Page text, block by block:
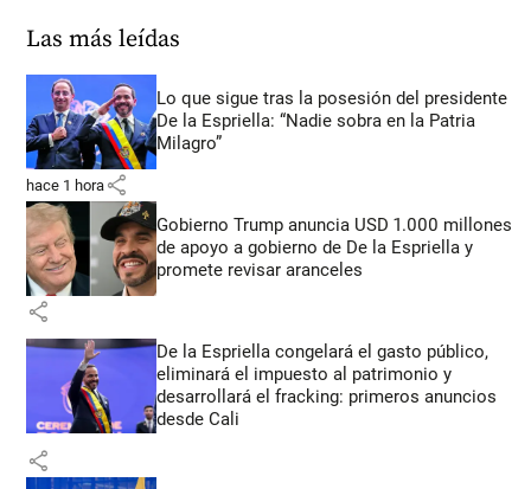
Las más leídas
Lo que sigue tras la posesión del presidente
De la Espriella: “Nadie sobra en la Patria
Milagro”
hace 1 hora share
Gobierno Trump anuncia USD 1.000 millones
de apoyo a gobierno de De la Espriella y
promete revisar aranceles
share
De la Espriella congelará el gasto público,
eliminará el impuesto al patrimonio y
desarrollará el fracking: primeros anuncios
desde Cali
share